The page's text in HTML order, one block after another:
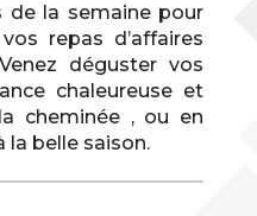
de la semaine pour
repas d’affaires
déguster vos
chaleureuse et
cheminée , ou en
la belle saison.